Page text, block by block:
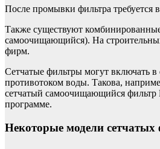
После промывки фильтра требуется
Также существуют
самоочищающийся). На
фирм.
Сетчатые фильтры могут включать
противотоком воды. Такова,
сетчатый самоочищающийся фильтр
программе.
Некоторые модели сетчатых